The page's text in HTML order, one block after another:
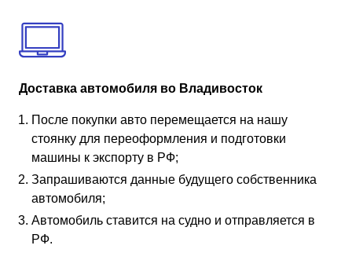
Доставка автомобиля во Владивосток
После покупки авто перемещается на нашу
стоянку для переоформления и подготовки
машины к экспорту в РФ;
Запрашиваются данные будущего собственника
автомобиля;
Автомобиль ставится на судно и отправляется в
РФ.